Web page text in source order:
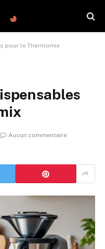
pour le Thermomix
Aucun commentaire